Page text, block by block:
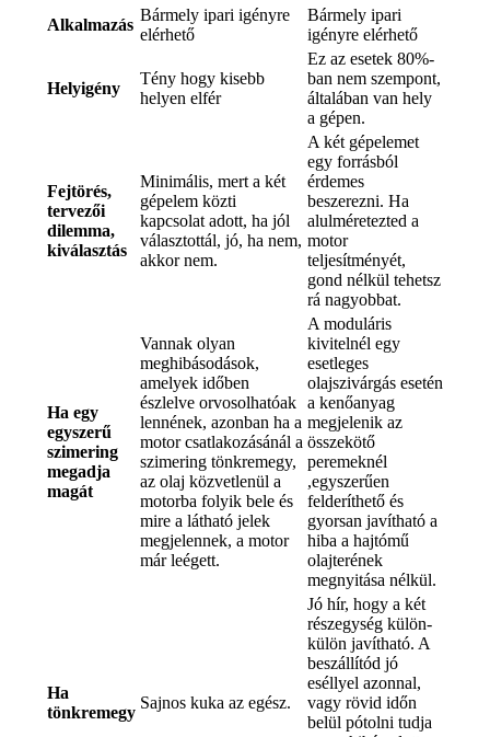
Alkalmazás
Bármely ipari igényre
elérhető
Bármely ipari
igényre elérhető
Helyigény
Tény hogy kisebb
helyen elfér
Ez az esetek 80%-
ban nem szempont,
általában van hely
a gépen.
Fejtörés,
tervezői
dilemma,
kiválasztás
Minimális, mert a két
gépelem közti
kapcsolat adott, ha jól
választottál, jó, ha nem,
akkor nem.
A két gépelemet
egy forrásból
érdemes
beszerezni. Ha
alulméretezted a
motor
teljesítményét,
gond nélkül tehetsz
rá nagyobbat.
Ha egy
egyszerű
szimering
megadja
magát
Vannak olyan
meghibásodások,
amelyek időben
észlelve orvosolhatóak
lennének, azonban ha a
motor csatlakozásánál a
szimering tönkremegy,
az olaj közvetlenül a
motorba folyik bele és
mire a látható jelek
megjelennek, a motor
már leégett.
A moduláris
kivitelnél egy
esetleges
olajszivárgás esetén
a kenőanyag
megjelenik az
összekötő
peremeknél
,egyszerűen
felderíthető és
gyorsan javítható a
hiba a hajtómű
olajterének
megnyitása nélkül.
Ha
tönkremegy
Sajnos kuka az egész.
Jó hír, hogy a két
részegység külön-
külön javítható. A
beszállítód jó
eséllyel azonnal,
vagy rövid időn
belül pótolni tudja